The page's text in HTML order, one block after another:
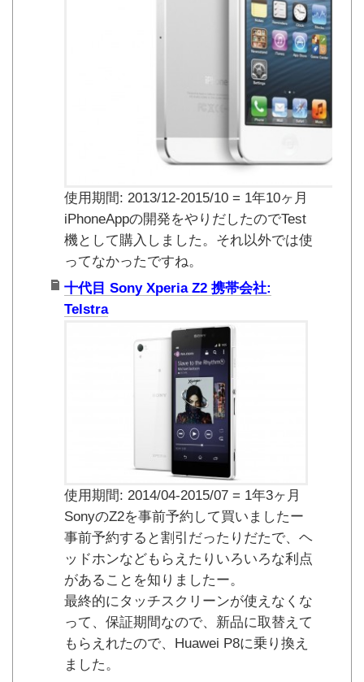
使用期間: 2013/12-2015/10 = 1年10ヶ月
iPhoneAppの開発をやりだしたのでTest
機として購入しました。それ以外では使
ってなかったですね。
十代目 Sony Xperia Z2 携帯会社:
Telstra
使用期間: 2014/04-2015/07 = 1年3ヶ月
SonyのZ2を事前予約して買いましたー
事前予約すると割引だったりだたで、ヘ
ッドホンなどもらえたりいろいろな利点
があることを知りましたー。
最終的にタッチスクリーンが使えなくな
って、保証期間なので、新品に取替えて
もらえれたので、Huawei P8に乗り換え
ました。